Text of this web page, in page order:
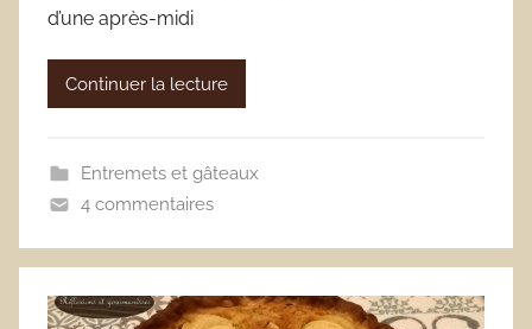
d’une après-midi
Continuer la lecture
Entremets et gâteaux
4 commentaires